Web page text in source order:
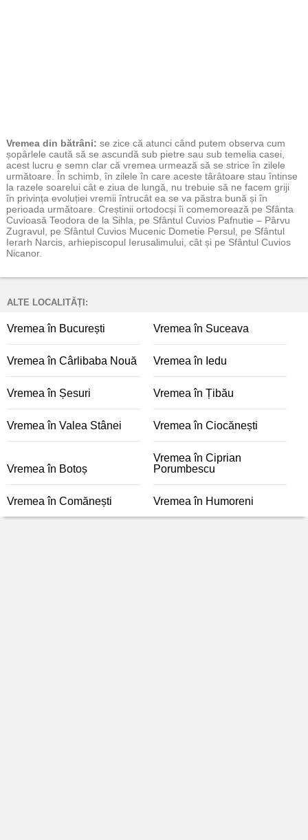
Vremea din bătrâni: se zice că atunci când putem observa cum
șopârlele caută să se ascundă sub pietre sau sub temelia casei,
acest lucru e semn clar că vremea urmează să se strice în zilele
următoare. În schimb, în zilele în care aceste târâtoare stau întinse
la razele soarelui cât e ziua de lungă, nu trebuie să ne facem griji
în privința evoluției vremii întrucât ea se va păstra bună și în
perioada următoare. Creștinii ortodocși îi comemorează pe Sfânta
Cuvioasă Teodora de la Sihla, pe Sfântul Cuvios Pafnutie – Pârvu
Zugravul, pe Sfântul Cuvios Mucenic Dometie Persul, pe Sfântul
Ierarh Narcis, arhiepiscopul Ierusalimului, cât și pe Sfântul Cuvios
Nicanor.
ALTE LOCALITĂȚI:
Vremea în București Vremea în Suceava
Vremea în Cârlibaba Nouă Vremea în Iedu
Vremea în Șesuri Vremea în Țibău
Vremea în Valea Stânei Vremea în Ciocănești
Vremea în Botoș
Vremea în Ciprian
Porumbescu
Vremea în Comănești Vremea în Humoreni